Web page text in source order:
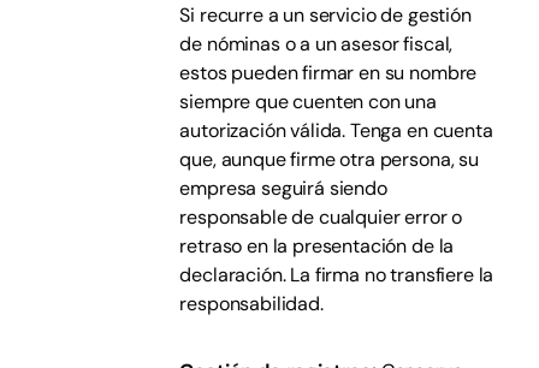
Si recurre a un servicio de gestión
de nóminas o a un asesor fiscal,
estos pueden firmar en su nombre
siempre que cuenten con una
autorización válida. Tenga en cuenta
que, aunque firme otra persona, su
empresa seguirá siendo
responsable de cualquier error o
retraso en la presentación de la
declaración. La firma no transfiere la
responsabilidad.